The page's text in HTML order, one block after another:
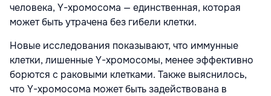
человека, Y-хромосома — единственная, которая
может быть утрачена без гибели клетки.
Новые исследования показывают, что иммунные
клетки, лишенные Y-хромосомы, менее эффективно
борются с раковыми клетками. Также выяснилось,
что Y-хромосома может быть задействована в